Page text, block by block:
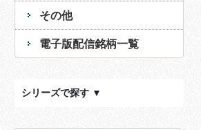
その他
電子版配信銘柄一覧
シリーズで探す ▼